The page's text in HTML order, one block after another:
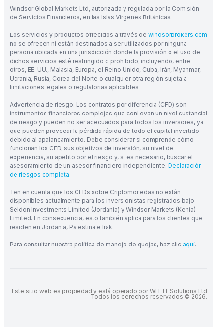
Windsor Global Markets Ltd, autorizada y regulada por la Comisión
de Servicios Financieros, en las Islas Vírgenes Británicas.
Los servicios y productos ofrecidos a través de windsorbrokers.com
no se ofrecen ni están destinados a ser utilizados por ninguna
persona ubicada en una jurisdicción donde la provisión o el uso de
dichos servicios esté restringido o prohibido, incluyendo, entre
otros, EE. UU., Malasia, Europa, el Reino Unido, Cuba, Irán, Myanmar,
Ucrania, Rusia, Corea del Norte o cualquier otra región sujeta a
limitaciones legales o regulatorias aplicables.
Advertencia de riesgo: Los contratos por diferencia (CFD) son
instrumentos financieros complejos que conllevan un nivel sustancial
de riesgo y pueden no ser adecuados para todos los inversores, ya
que pueden provocar la pérdida rápida de todo el capital invertido
debido al apalancamiento. Debe considerar si comprende cómo
funcionan los CFD, sus objetivos de inversión, su nivel de
experiencia, su apetito por el riesgo y, si es necesario, buscar el
asesoramiento de un asesor financiero independiente. Declaración
de riesgos completa.
Ten en cuenta que los CFDs sobre Criptomonedas no están
disponibles actualmente para los inversionistas registrados bajo
Seldon Investments Limited (Jordania) y Windsor Markets (Kenia)
Limited. En consecuencia, esto también aplica para los clientes que
residen en Jordania, Palestina e Irak.
Para consultar nuestra política de manejo de quejas, haz clic aquí.
Este sitio web es propiedad y está operado por WIT IT Solutions Ltd
– Todos los derechos reservados © 2026.